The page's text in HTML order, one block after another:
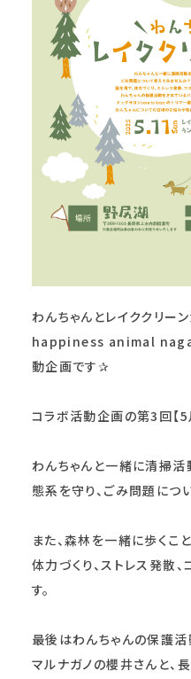
わんちゃんとレイククリー
happiness animal
動企画です✰︎
コラボ活動企画の第3回【
わんちゃんと一緒に清掃
態系を守り、ごみ問題につ
また、森林を一緒に歩くこ
体力づくり、ストレス発散
す。
最後はわんちゃんの保護
マルナガノの櫻井さんと